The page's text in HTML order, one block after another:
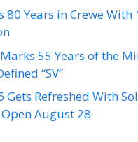
80 Years in Crewe With
55 Years of the
“SV”
Gets Refreshed With
August 28